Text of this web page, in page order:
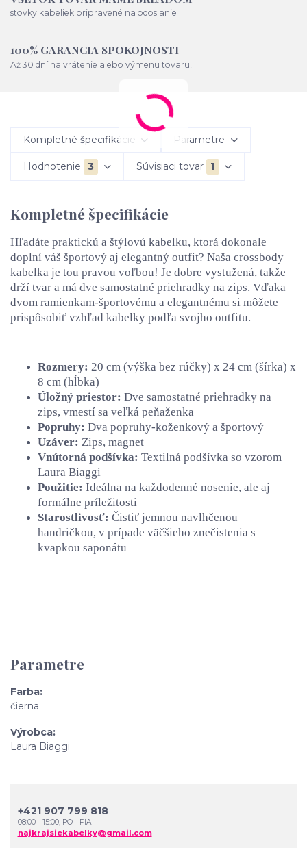
stovky kabeliek pripravené na odoslanie
100% GARANCIA SPOKOJNOSTI
Až 30 dní na vrátenie alebo výmenu tovaru!
Kompletné špecifikácie Parametre
Hodnotenie 3 Súvisiaci tovar 1
Kompletné špecifikácie
Hľadáte praktickú a štýlovú kabelku, ktorá dokonale
doplní váš športový aj elegantný outfit? Naša crossbody
kabelka je tou pravou voľbou! Je dobre vystužená, takže
drží tvar a má dve samostatné priehradky na zips. Vďaka
dvom ramienkam-športovému a elegantnému si môžete
prispôsobiť vzhľad kabelky podľa svojho outfitu.
Rozmery: 20 cm (výška bez rúčky) x 24 cm (šírka) x
8 cm (hĺbka)
Úložný priestor: Dve samostatné priehradky na
zips, vmestí sa veľká peňaženka
Popruhy: Dva popruhy-koženkový a športový
Uzáver: Zips, magnet
Vnútorná podšívka: Textilná podšívka so vzorom
Laura Biaggi
Použitie: Ideálna na každodenné nosenie, ale aj
formálne príležitosti
Starostlivosť: Čistiť jemnou navlhčenou
handričkou, v prípade väčšieho znečistenia s
kvapkou saponátu
Parametre
Farba
čierna
Výrobca
Laura Biaggi
+421 907 799 818
08:00 - 15:00, PO - PIA
najkrajsiekabelky@gmail.com